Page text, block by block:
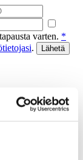
varten. *
.